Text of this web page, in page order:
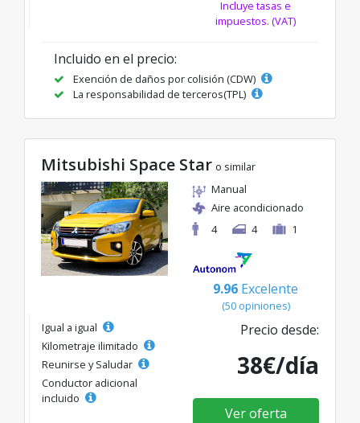
Incluye tasas e
impuestos. (VAT)
Incluido en el precio:
Exención de daños por colisión (CDW)
La responsabilidad de terceros(TPL)
Mitsubishi Space Star o similar
Manual
Aire acondicionado
4
4 1
9.96 Excelente
(50 opiniones)
Igual a igual
Kilometraje ilimitado
Reunirse y Saludar
Conductor adicional
incluido
Precio desde:
38€/día
Ver oferta